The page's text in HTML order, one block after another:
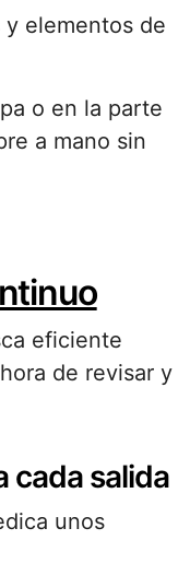
elementos de
o en la parte
a mano sin
eficiente
de revisar y
cada salida
unos